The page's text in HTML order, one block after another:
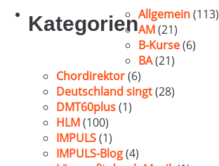
KategorienAllgemein(113)
AM(21)
B-Kurse(6)
BA(21)
Chordirektor(6)
Deutschland singt(28)
DMT60plus(1)
HLM(100)
IMPULS(1)
IMPULS-Blog(4)